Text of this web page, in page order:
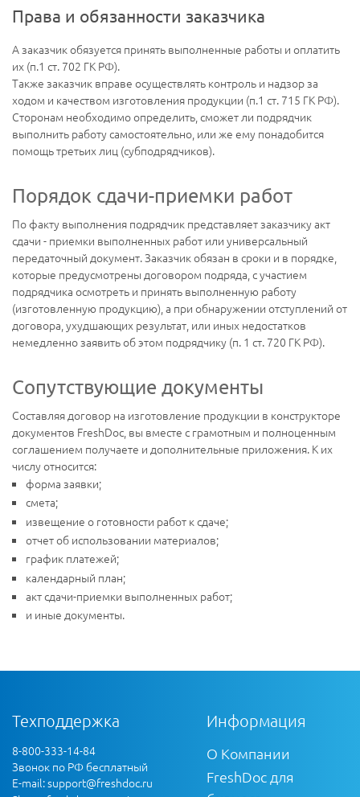
Права и обязанности заказчика
А заказчик обязуется принять выполненные работы и оплатить
их (п.1 ст. 702 ГК РФ).
Также заказчик вправе осуществлять контроль и надзор за
ходом и качеством изготовления продукции (п.1 ст. 715 ГК РФ).
Сторонам необходимо определить, сможет ли подрядчик
выполнить работу самостоятельно, или же ему понадобится
помощь третьих лиц (субподрядчиков).
Порядок сдачи-приемки работ
По факту выполнения подрядчик представляет заказчику акт
сдачи - приемки выполненных работ или универсальный
передаточный документ. Заказчик обязан в сроки и в порядке,
которые предусмотрены договором подряда, с участием
подрядчика осмотреть и принять выполненную работу
(изготовленную продукцию), а при обнаружении отступлений от
договора, ухудшающих результат, или иных недостатков
немедленно заявить об этом подрядчику (п. 1 ст. 720 ГК РФ).
Сопутствующие документы
Составляя договор на изготовление продукции в конструкторе
документов FreshDoc, вы вместе с грамотным и полноценным
соглашением получаете и дополнительные приложения. К их
числу относится:
форма заявки;
смета;
извещение о готовности работ к сдаче;
отчет об использовании материалов;
график платежей;
календарный план;
акт сдачи-приемки выполненных работ;
и иные документы.
Техподдержка
8-800-333-14-84
Звонок по РФ бесплатный
E-mail:support@freshdoc.ru
Информация
О Компании
FreshDoc для